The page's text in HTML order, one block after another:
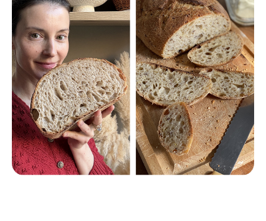
ЗАРЕГИСТРИРОВАТЬСЯ
И принять участие в беспроигрышной
лотерее Колесо Фортуны